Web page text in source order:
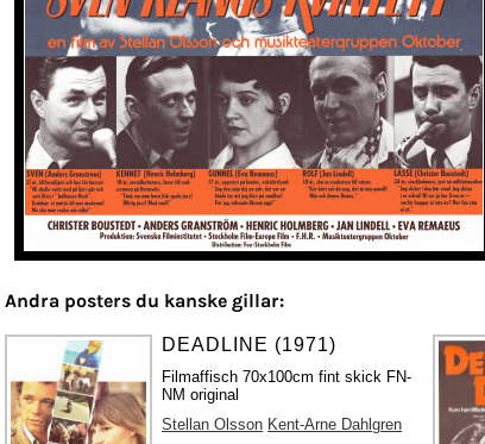
Andra posters du kanske gillar:
DEADLINE (1971)
Filmaffisch 70x100cm fint skick FN-
NM original
Stellan Olsson Kent-Arne Dahlgren